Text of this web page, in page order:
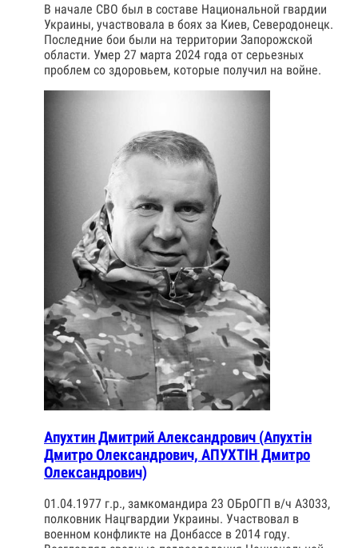
В начале СВО был в составе Национальной гвардии
Украины, участвовала в боях за Киев, Северодонецк.
Последние бои были на территории Запорожской
области. Умер 27 марта 2024 года от серьезных
проблем со здоровьем, которые получил на войне.
Апухтин Дмитрий Александрович (Апухтін
Дмитро Олександрович, АПУХТІН Дмитро
Олександрович)
01.04.1977 г.р., замкомандира 23 ОБрОГП в/ч А3033,
полковник Нацгвардии Украины. Участвовал в
военном конфликте на Донбассе в 2014 году.